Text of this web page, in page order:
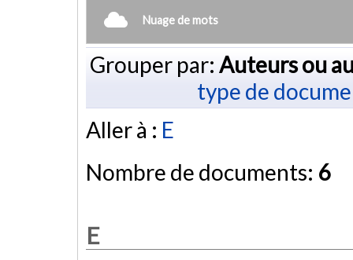
Nuage de mots
Grouper par: Auteurs ou
type de
Aller à : E
Nombre de documents: 6
E